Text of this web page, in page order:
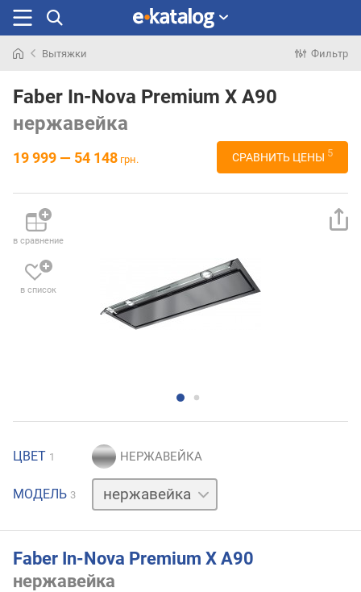
раньше
Вытяжки Фильтр
Faber In-Nova Premium X A90
нержавейка
19 999 — 54 148 грн. СРАВНИТЬ ЦЕНЫ 5
в сравнение
в список
ЦВЕТ 1
МОДЕЛЬ 3
белый
черный
Faber In-Nova Premium X A90
нержавейка